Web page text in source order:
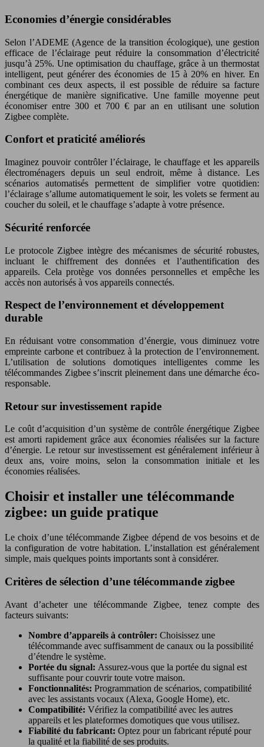
Economies d’énergie considérables
Selon l’ADEME (Agence de la transition écologique), une gestion
efficace de l’éclairage peut réduire la consommation d’électricité
jusqu’à 25%. Une optimisation du chauffage, grâce à un thermostat
intelligent, peut générer des économies de 15 à 20% en hiver. En
combinant ces deux aspects, il est possible de réduire sa facture
énergétique de manière significative. Une famille moyenne peut
économiser entre 300 et 700 € par an en utilisant une solution
Zigbee complète.
Confort et praticité améliorés
Imaginez pouvoir contrôler l’éclairage, le chauffage et les appareils
électroménagers depuis un seul endroit, même à distance. Les
scénarios automatisés permettent de simplifier votre quotidien:
l’éclairage s’allume automatiquement le soir, les volets se ferment au
coucher du soleil, et le chauffage s’adapte à votre présence.
Sécurité renforcée
Le protocole Zigbee intègre des mécanismes de sécurité robustes,
incluant le chiffrement des données et l’authentification des
appareils. Cela protège vos données personnelles et empêche les
accès non autorisés à vos appareils connectés.
Respect de l’environnement et développement
durable
En réduisant votre consommation d’énergie, vous diminuez votre
empreinte carbone et contribuez à la protection de l’environnement.
L’utilisation de solutions domotiques intelligentes comme les
télécommandes Zigbee s’inscrit pleinement dans une démarche éco-
responsable.
Retour sur investissement rapide
Le coût d’acquisition d’un système de contrôle énergétique Zigbee
est amorti rapidement grâce aux économies réalisées sur la facture
d’énergie. Le retour sur investissement est généralement inférieur à
deux ans, voire moins, selon la consommation initiale et les
économies réalisées.
Choisir et installer une télécommande
zigbee: un guide pratique
Le choix d’une télécommande Zigbee dépend de vos besoins et de
la configuration de votre habitation. L’installation est généralement
simple, mais quelques points importants sont à considérer.
Critères de sélection d’une télécommande zigbee
Avant d’acheter une télécommande Zigbee, tenez compte des
facteurs suivants:
Nombre d’appareils à contrôler: Choisissez une
télécommande avec suffisamment de canaux ou la possibilité
d’étendre le système.
Portée du signal: Assurez-vous que la portée du signal est
suffisante pour couvrir toute votre maison.
Fonctionnalités: Programmation de scénarios, compatibilité
avec les assistants vocaux (Alexa, Google Home), etc.
Compatibilité: Vérifiez la compatibilité avec les autres
appareils et les plateformes domotiques que vous utilisez.
Fiabilité du fabricant: Optez pour un fabricant réputé pour
la qualité et la fiabilité de ses produits.